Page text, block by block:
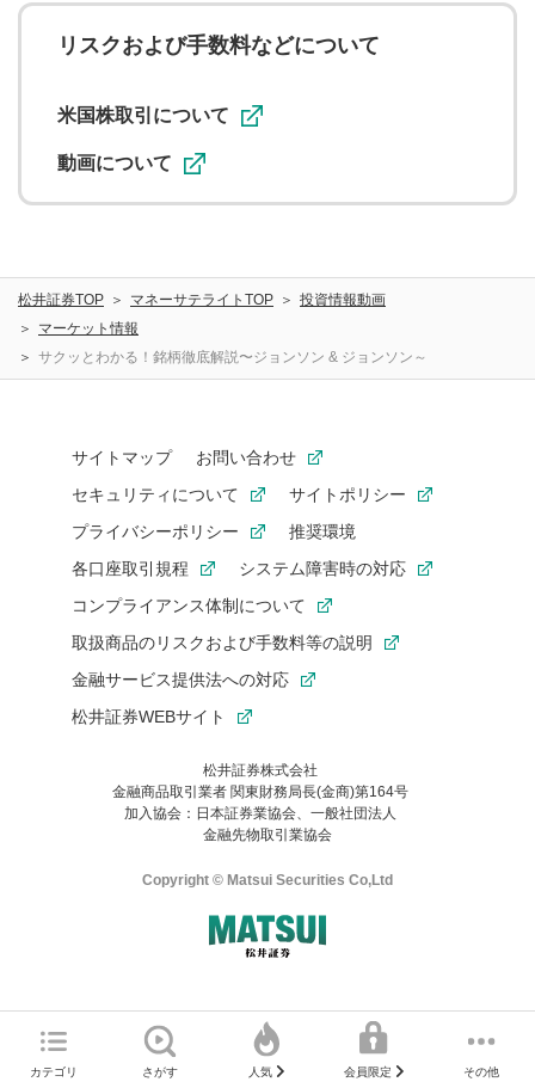
カテゴリ さがす 人気 会員限定 その他
ことを承諾したものとします。また、利用者は、コメント
に関する著作者人格権を行使しないことに同意します。利
用者が投稿したコメントは、当社サービスの広告・宣伝、
ることがあります。
リスクおよび手数料などについて
米国株取引について
動画について
松井証券TOP マネーサテライトTOP
投資情報動画
マーケット情報
サクッとわかる！銘柄徹底解説〜ジョンソン & ジョンソン～
サイトマップ
お問い合わせ
セキュリティについて
サイトポリシー
プライバシーポリシー
推奨環境
各口座取引規程
システム障害時の対応
コンプライアンス体制について
取扱商品のリスクおよび手数料等の説明
金融サービス提供法への対応
松井証券WEBサイト
松井証券株式会社
金融商品取引業者 関東財務局長(金商)第164号
加入協会：日本証券業協会、一般社団法人
金融先物取引業協会
Copyright © Matsui Securities Co,Ltd
マネーサテライトのWEBサイトへようこそ
直前にご覧いただいていたWEBサイトは、当社が作成したもので
ご利用の環境(Internet Explorer)は、本サイトの推奨環境外のた
め、
一部の機能が正常に動作しない可能性があります。
お気に入り機能は松井証券の会員限定の機能です。
お気に入り登録いただくと、後からいつでもお気に入りのコンテ
ンツを一覧でご確認いただけます。
ご利用いただくには口座開設が必要です。
はご利用の端末で一度ログインしてください。
ログイン